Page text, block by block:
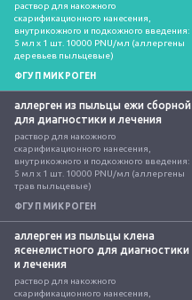
раствор для накожного
скарификационного нанесения,
внутрикожного и подкожного введения:
5 мл x 1 шт. 10000 PNU/мл (аллергены
деревьев пыльцевые)
ФГУП МИКРОГЕН
аллерген из пыльцы ежи сборной
для диагностики и лечения
раствор для накожного
скарификационного нанесения,
внутрикожного и подкожного введения:
5 мл x 1 шт. 10000 PNU/мл (аллергены
трав пыльцевые)
ФГУП МИКРОГЕН
аллерген из пыльцы клена
ясенелистного для диагностики
и лечения
раствор для накожного
скарификационного нанесения,